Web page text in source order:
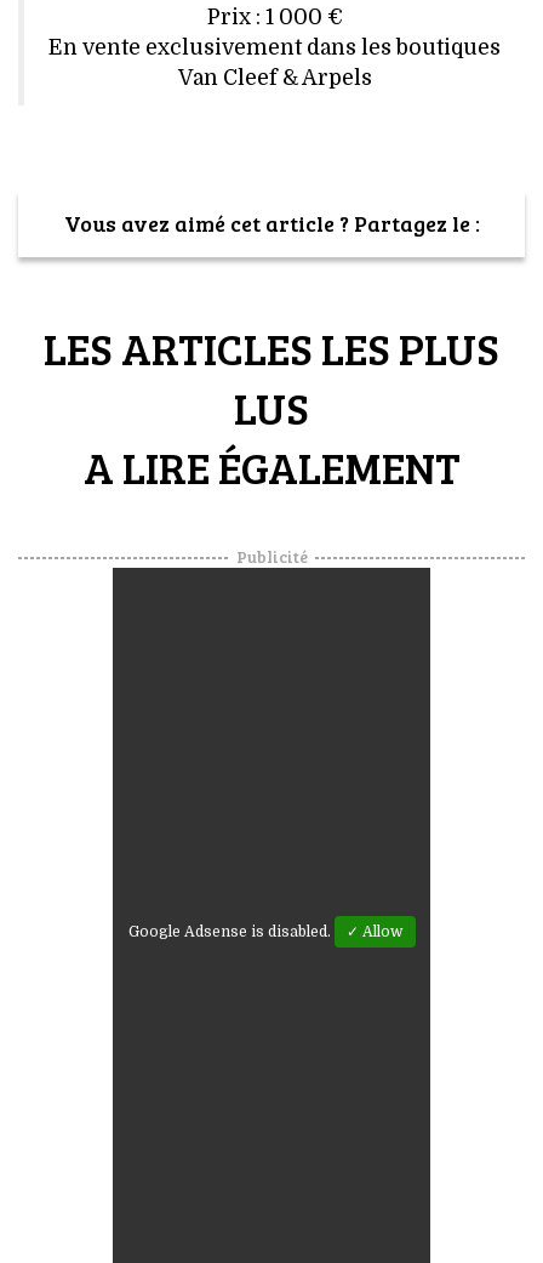
Prix : 1 000 €
En vente exclusivement dans les boutiques
Van Cleef & Arpels
Vous avez aimé cet article ? Partagez le :
LES ARTICLES LES PLUS
LUS
A LIRE ÉGALEMENT
Publicité
Google Adsense is disabled. ✓ Allow